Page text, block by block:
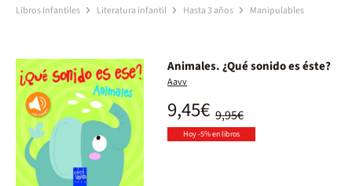
Libros Infantiles Literatura infantil Hasta 3 años Manipulables
Animales. ¿Qué sonido es éste?
Aavv
9,95€
9,45€
Hoy -5% en libros